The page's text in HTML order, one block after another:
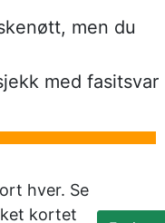
men du
med fasitsvar
hver. Se
kortet